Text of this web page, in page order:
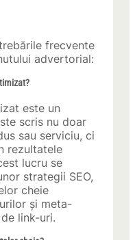
frecvente
advertorial:
este un
scris nu doar
sau serviciu, ci
rezultatele
lucru se
strategii SEO,
cheie
și meta-
link-uri.